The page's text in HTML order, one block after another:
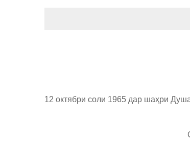
12 октябри соли 1965 дар шаҳри